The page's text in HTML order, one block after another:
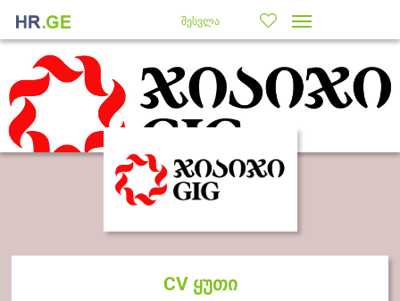
შესვლა
CV ყუთი